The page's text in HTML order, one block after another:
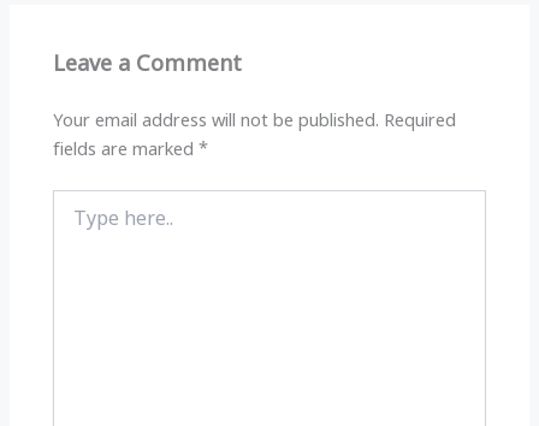
p m o
k
Leave a Comment
Your email address will not be published. Required
fields are marked*
here..